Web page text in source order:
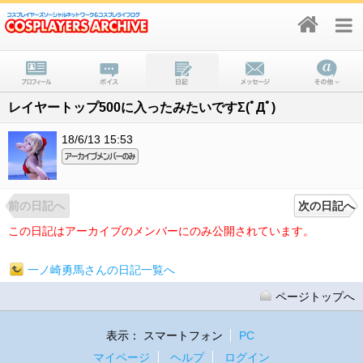
レイヤートップ500に入ったみたいですΣ(ﾟДﾟ)
18/6/13 15:53
前の日記へ
次の日記へ
この日記はアーカイブのメンバーにのみ公開されています。
一ノ崎勇馬さんの日記一覧へ
ページトップへ
表示： スマートフォン
PC
マイページ
ヘルプ ログイン